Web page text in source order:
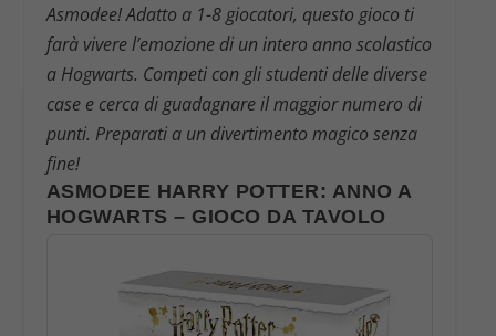
Asmodee! Adatto a 1-8 giocatori, questo gioco ti
farà vivere l’emozione di un intero anno scolastico
a Hogwarts. Competi con gli studenti delle diverse
case e cerca di guadagnare il maggior numero di
punti. Preparati a un divertimento magico senza
fine!
ASMODEE HARRY POTTER: ANNO A
HOGWARTS – GIOCO DA TAVOLO